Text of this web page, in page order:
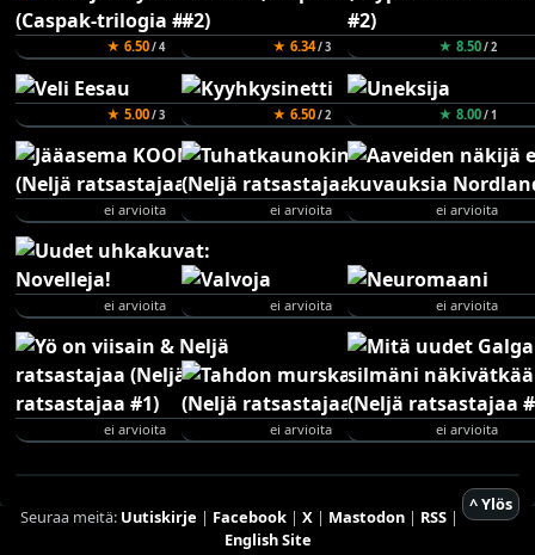
★ 6.50/ 4 ★ 6.34/ 3 ★ 8.50/ 2
★ 5.00/ 3 ★ 6.50/ 2 ★ 8.00/ 1
ei arvioita ei arvioita ei arvioita
ei arvioita ei arvioita ei arvioita
ei arvioita ei arvioita ei arvioita
^ Ylös
Seuraa meitä: Uutiskirje | Facebook| X| Mastodon| RSS|
English Site